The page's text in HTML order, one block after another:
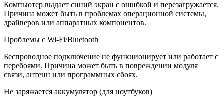
Компьютер выдает синий экран с ошибкой и перезагружается.
Причина может быть в проблемах операционной системы,
драйверов или аппаратных компонентов.
Проблемы с Wi-Fi/Bluetooth
Беспроводное подключение не функционирует или работает с
перебоями. Причина может быть в повреждении модуля
связи, антенн или программных сбоях.
Не заряжается аккумулятор (для ноутбуков)